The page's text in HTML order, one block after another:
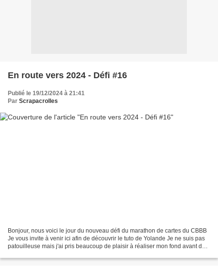
En route vers 2024 - Défi #16
Publié le 19/12/2024 à 21:41
Par Scrapacrolles
Bonjour, nous voici le jour du nouveau défi du marathon de cartes du CBBB
Je vous invite à venir ici afin de découvrir le tuto de Yolande Je ne suis pas
patouilleuse mais j'ai pris beaucoup de plaisir à réaliser mon fond avant de